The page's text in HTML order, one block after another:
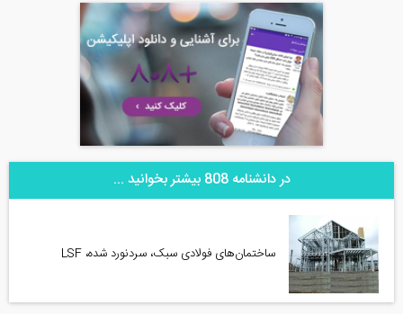
در دانشنامه 808 بیشتر بخوانید ...
ساختمان‌های فولادی سبک، سردنورد شده، LSF